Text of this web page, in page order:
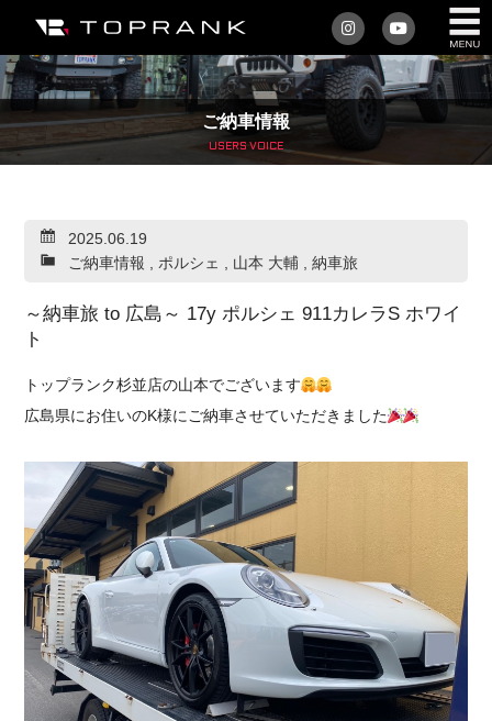
私たちについて
車を買う
アフターサービス
車を売る
インフォメーション
トップランク・マガジン
採用情報
ご納車情報
USERS VOICE
2025.06.19
ご納車情報 , ポルシェ , 山本 大輔, 納車旅
～納車旅 to 広島～ 17y ポルシェ 911カレラS ホワイ
ト
トップランク杉並店の山本でございます
広島県にお住いのK様にご納車させていただきました